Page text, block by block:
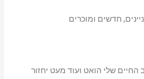
חדשים ומוכרים
שלי הואט ועוד מעט יחזור